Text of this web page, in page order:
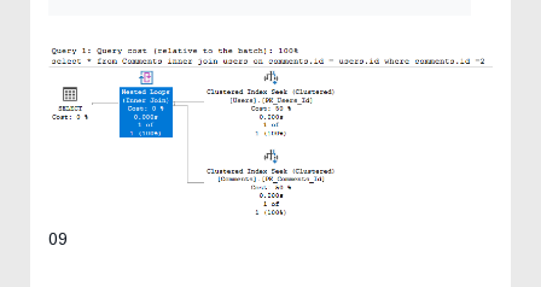
09